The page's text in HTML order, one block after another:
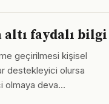
altı faydalı bilgi
geçirilmesi kişisel
destekleyici olursa
olmaya deva…